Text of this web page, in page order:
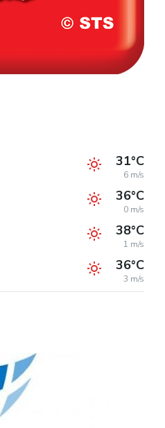
31°C
6 m/s
36°C
0 m/s
38°C
1 m/s
36°C
3 m/s